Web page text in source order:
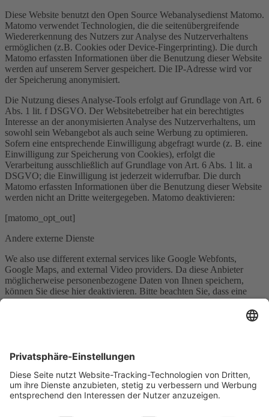
Diese Website benutzt den Open Source Webanalysedienst Matomo.
Matomo verwendet Technologien, die die seitenübergreifende
Wiedererkennung des Nutzers zur Analyse des Nutzerverhaltens
ermöglichen (z.B. Cookies oder Device-Fingerprinting). Die durch
Matomo erfassten Informationen über die Benutzung dieser Website
werden auf unserem Server gespeichert. Die IP-Adresse wird vor
der Speicherung anonymisiert.
Die Nutzung dieses Analyse-Tools erfolgt auf Grundlage von Art. 6
Abs. 1 lit. f DSGVO. Der Websitebetreiber hat ein berechtigtes
Interesse an der anonymisierten Analyse des Nutzerverhaltens, um
sowohl sein Webangebot als auch seine Werbung zu optimieren.
Sofern eine entsprechende Einwilligung abgefragt wurde (z. B. eine
Einwilligung zur Speicherung von Cookies), erfolgt die
Verarbeitung ausschließlich auf Grundlage von Art. 6 Abs. 1 lit. a
DSGVO; die Einwilligung ist jederzeit widerrufbar. Die durch
Matomo erfassten Informationen über die Benutzung dieser Website
werden nicht an Dritte weitergegeben. Matomo deaktivieren:
[matomo_opt_out]
Andere externe Dienste
We also use different external services like Google Webfonts,
Google Maps, and external Video providers. Da diese Anbieter
möglicherweise personenbezogene Daten von Ihnen speichern,
können Sie diese hier deaktivieren. Bitte beachten Sie, dass eine
Deaktivierung dieser Cookies die Funktionalität und das Aussehen
unserer Webseite erheblich beeinträchtigen kann. Die Änderungen
Click to enable/disable Google Webfonts.
Google Maps Einstellungen: